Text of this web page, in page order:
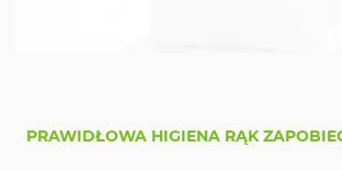
PRAWIDŁOWA HIGIENA RĄK